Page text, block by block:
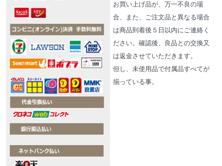
お買い上げ品が、万一不良の場
合、また、ご注文品と異なる場合
は商品到着後５日以内にご連絡く
ださい。確認後、良品との交換又
は返金させていただきます。
但し、未使用品で付属品すべてが
揃っている事。